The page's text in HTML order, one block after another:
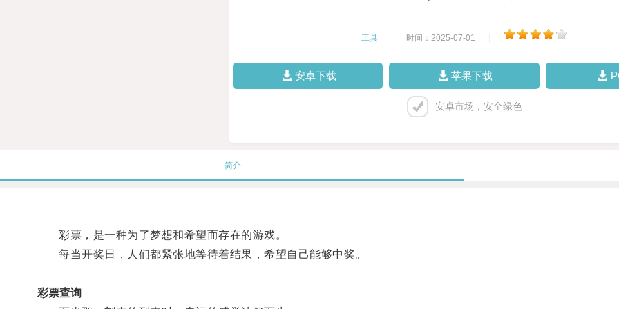
工具 时间：2025-07-01
安卓下载 苹果下载
安卓市场，安全绿色
简介
彩票，是一种为了梦想和希望而存在的游戏。
每当开奖日，人们都紧张地等待着结果，希望自己能够中奖。
彩票查询